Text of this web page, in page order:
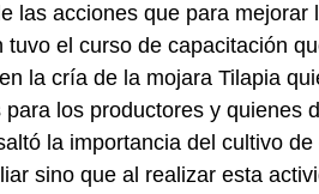
las acciones que para
tuvo el curso de capacitación
la cría de la mojara Tilapia
los productores y quienes
la importancia del cultivo
sino que al realizar esta